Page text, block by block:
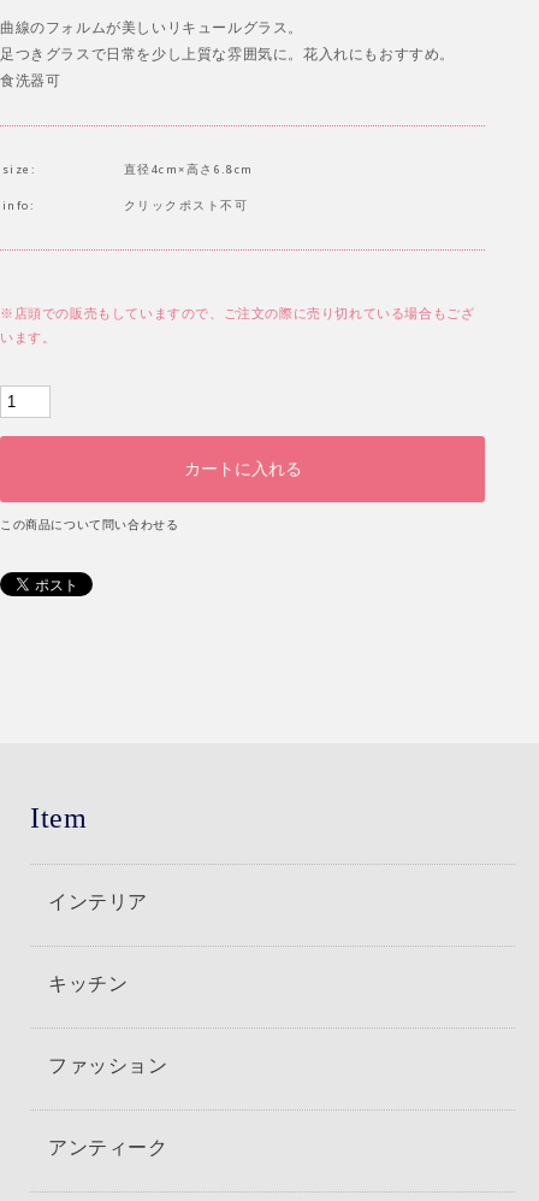
曲線のフォルムが美しいリキュールグラス。
足つきグラスで日常を少し上質な雰囲気に。花入れにもおすすめ。
食洗器可
size: 直径4cm×高さ6.8cm
info: クリックポスト不可
※店頭での販売もしていますので、ご注文の際に売り切れている場合もござ
います。
この商品について問い合わせる
Item
インテリア
キッチン
ファッション
アンティーク